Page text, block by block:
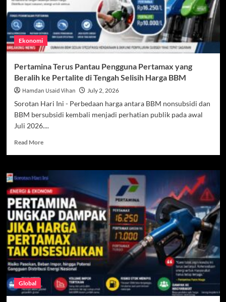
Ekonomi
Pertamina Terus Pantau Pengguna Pertamax yang
Beralih ke Pertalite di Tengah Selisih Harga BBM
Hamdan Usaid Vihan July 2, 2026
Sorotan Hari Ini - Perbedaan harga antara BBM nonsubsidi dan
BBM bersubsidi kembali menjadi perhatian publik pada awal
Juli 2026....
Read MoreRead
Pertamina
Terus
Pantau
Pengguna
Pertamax
yang
Beralih
ke
Pertalite
di
Tengah
Harga
Global